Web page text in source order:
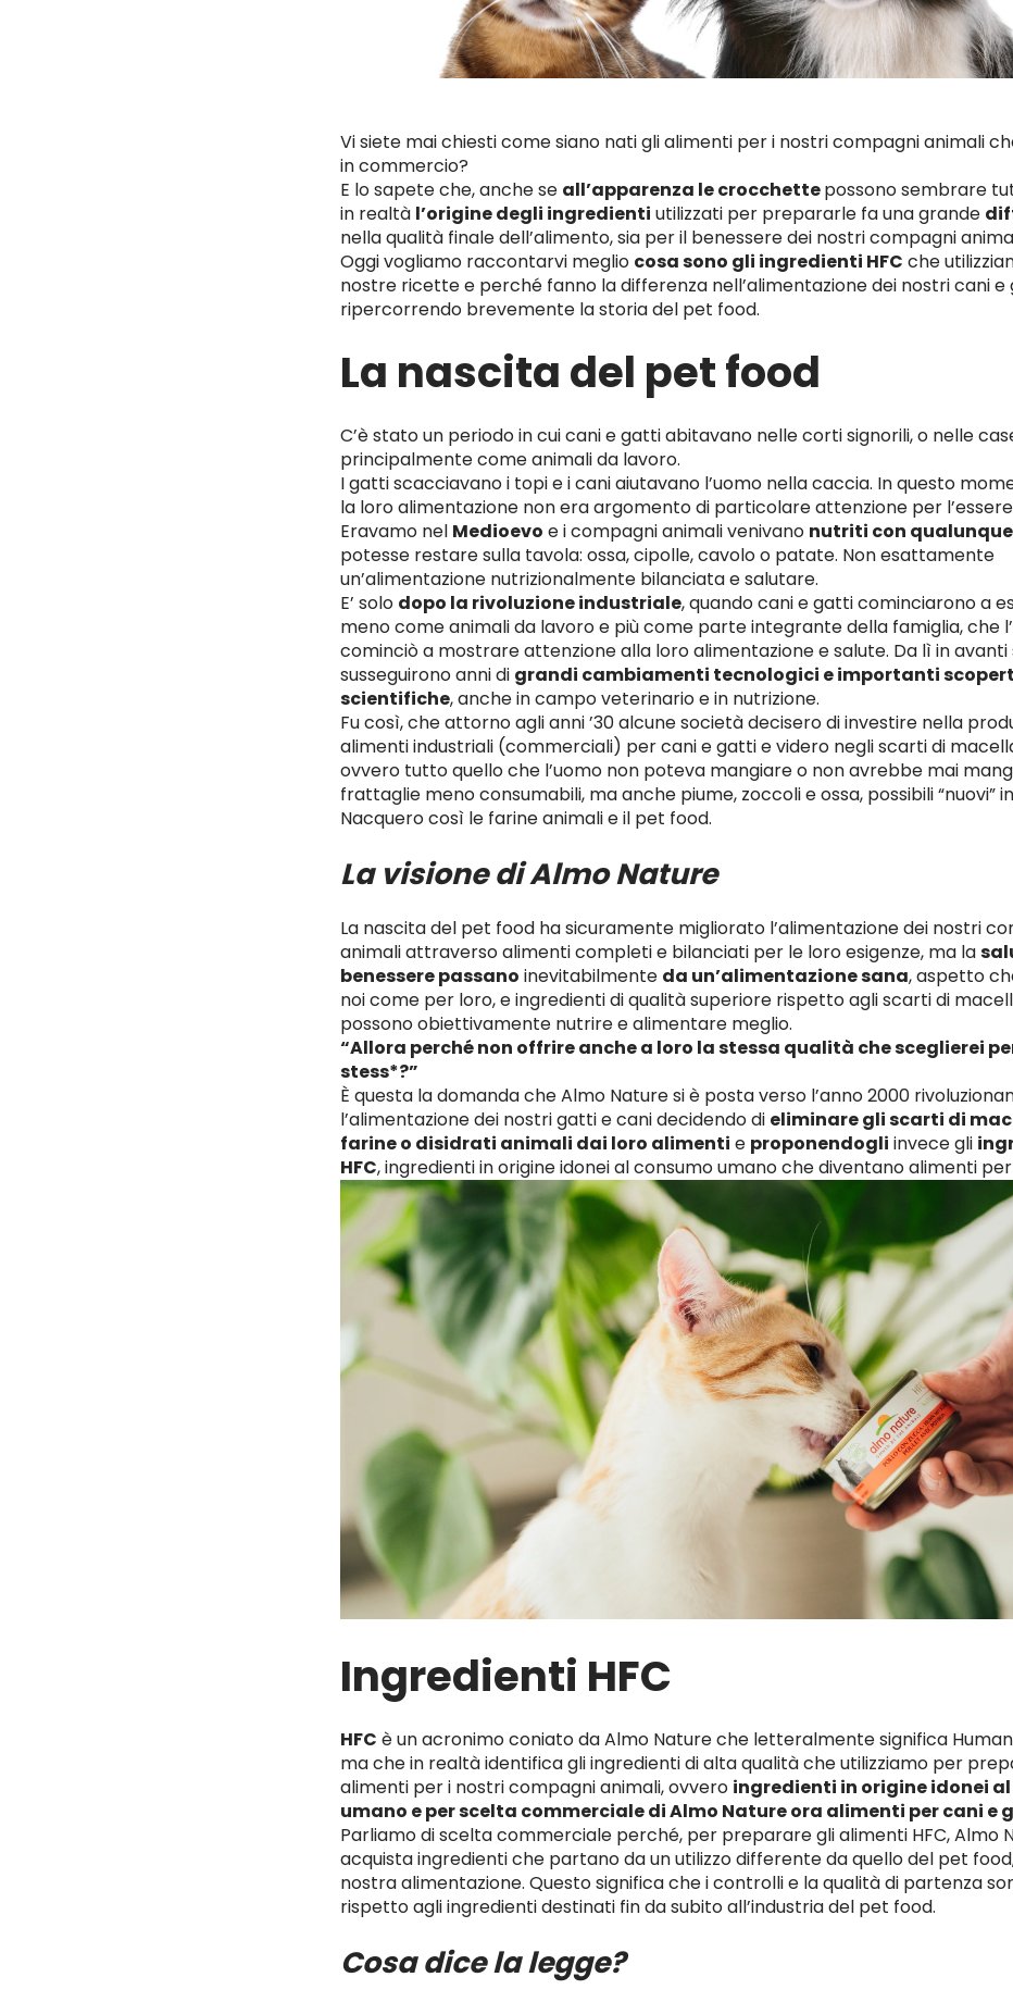
Vi siete mai chiesti come siano nati gli alimenti per i nostri compagni animali
in commercio?
E lo sapete che, anche se all’apparenza le crocchettepossono sembrare
in realtà l’origine degli ingredienti utilizzati per prepararle fa una grande
nella qualità finale dell’alimento, sia per il benessere dei nostri compagni
Oggi vogliamo raccontarvi meglio cosa sono gli ingredienti HFC che
nostre ricette e perché fanno la differenza nell’alimentazione dei nostri cani e
ripercorrendo brevemente la storia del pet food.
La nascita del pet food
C’è stato un periodo in cui cani e gatti abitavano nelle corti signorili, o nelle
principalmente come animali da lavoro.
I gatti scacciavano i topi e i cani aiutavano l’uomo nella caccia. In questo
la loro alimentazione non era argomento di particolare attenzione per
Eravamo nel Medioevo e i compagni animali venivano nutriti con
potesse restare sulla tavola: ossa, cipolle, cavolo o patate. Non esattamente
un’alimentazione nutrizionalmente bilanciata e salutare.
E’ solo dopo la rivoluzione industriale, quando cani e gatti cominciarono a
meno come animali da lavoro e più come parte integrante della famiglia, che
cominciò a mostrare attenzione alla loro alimentazione e salute. Da lì in avanti
susseguirono anni di grandi cambiamenti tecnologici e importanti
scientifiche, anche in campo veterinario e in nutrizione.
Fu così, che attorno agli anni ’30 alcune società decisero di investire nella
alimenti industriali (commerciali) per cani e gatti e videro negli scarti di
ovvero tutto quello che l’uomo non poteva mangiare o non avrebbe mai
frattaglie meno consumabili, ma anche piume, zoccoli e ossa, possibili “nuovi”
Nacquero così le farine animali e il pet food.
La visione di Almo Nature
La nascita del pet food ha sicuramente migliorato l’alimentazione dei nostri
animali attraverso alimenti completi e bilanciati per le loro esigenze, ma la
benessere passano inevitabilmente da un’alimentazione sana, aspetto
noi come per loro, e ingredienti di qualità superiore rispetto agli scarti di
possono obiettivamente nutrire e alimentare meglio.
“Allora perché non offrire anche a loro la stessa qualità che sceglierei
stess*?”
È questa la domanda che Almo Nature si è posta verso l’anno 2000
l’alimentazione dei nostri gatti e cani decidendo di eliminare gli scarti di
farine o disidrati animali dai loro alimenti e proponendogli invece gli
HFC, ingredienti in origine idonei al consumo umano che diventano alimenti
Ingredienti HFC
HFC è un acronimo coniato da Almo Nature che letteralmente significa Human
ma che in realtà identifica gli ingredienti di alta qualità che utilizziamo per
alimenti per i nostri compagni animali, ovvero ingredienti in origine idonei
umano e per scelta commerciale di Almo Nature ora alimenti per cani e
Parliamo di scelta commerciale perché, per preparare gli alimenti HFC, Almo
acquista ingredienti che partano da un utilizzo differente da quello del pet
nostra alimentazione. Questo significa che i controlli e la qualità di partenza
rispetto agli ingredienti destinati fin da subito all’industria del pet food.
Cosa dice la legge?